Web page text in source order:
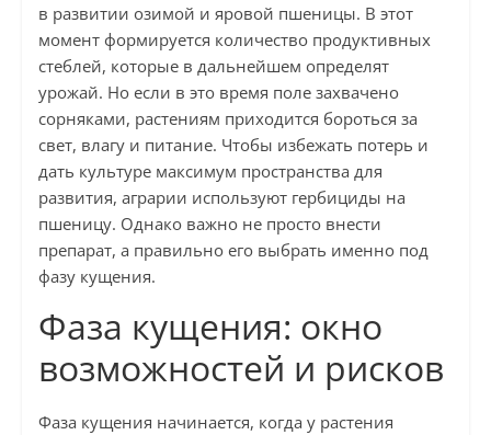
в развитии озимой и яровой пшеницы. В этот
момент формируется количество продуктивных
стеблей, которые в дальнейшем определят
урожай. Но если в это время поле захвачено
сорняками, растениям приходится бороться за
свет, влагу и питание. Чтобы избежать потерь и
дать культуре максимум пространства для
развития, аграрии используют гербициды на
пшеницу. Однако важно не просто внести
препарат, а правильно его выбрать именно под
фазу кущения.
Фаза кущения: окно
возможностей и рисков
Фаза кущения начинается, когда у растения